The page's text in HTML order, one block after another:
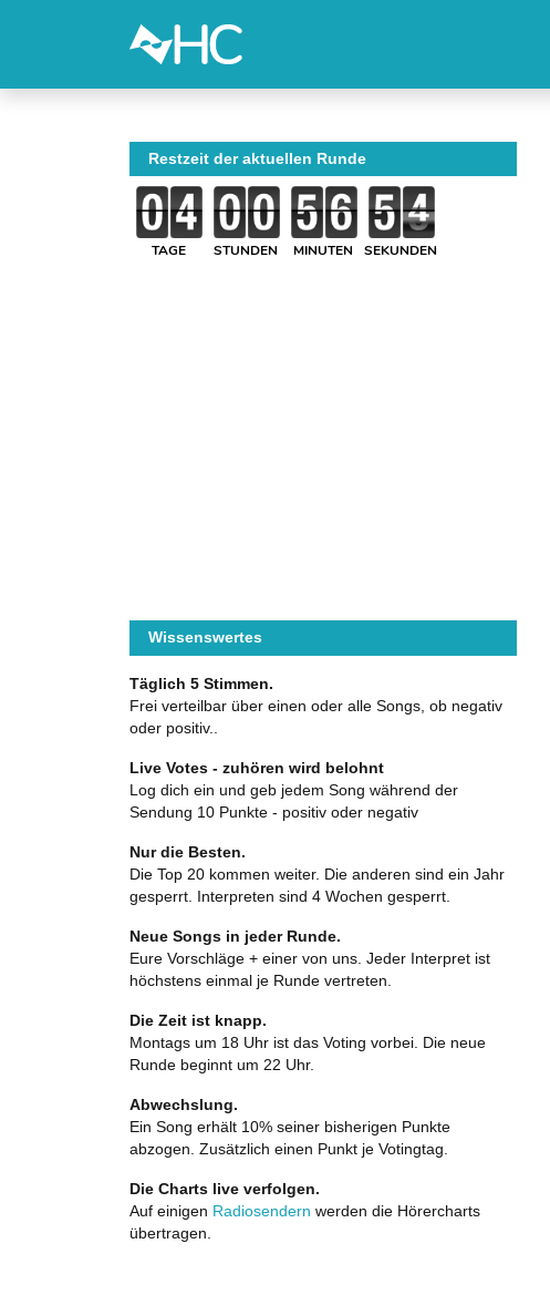
Restzeit der aktuellen Runde
TAGE STUNDEN MINUTEN SEKUNDEN
Wissenswertes
Täglich 5 Stimmen.
Frei verteilbar über einen oder alle Songs, ob negativ
oder positiv..
Live Votes - zuhören wird belohnt
Log dich ein und geb jedem Song während der
Sendung 10 Punkte - positiv oder negativ
Nur die Besten.
Die Top 20 kommen weiter. Die anderen sind ein Jahr
gesperrt. Interpreten sind 4 Wochen gesperrt.
Neue Songs in jeder Runde.
Eure Vorschläge + einer von uns. Jeder Interpret ist
höchstens einmal je Runde vertreten.
Die Zeit ist knapp.
Montags um 18 Uhr ist das Voting vorbei. Die neue
Runde beginnt um 22 Uhr.
Abwechslung.
Ein Song erhält 10% seiner bisherigen Punkte
abzogen. Zusätzlich einen Punkt je Votingtag.
Die Charts live verfolgen.
Auf einigen Radiosendern werden die Hörercharts
übertragen.